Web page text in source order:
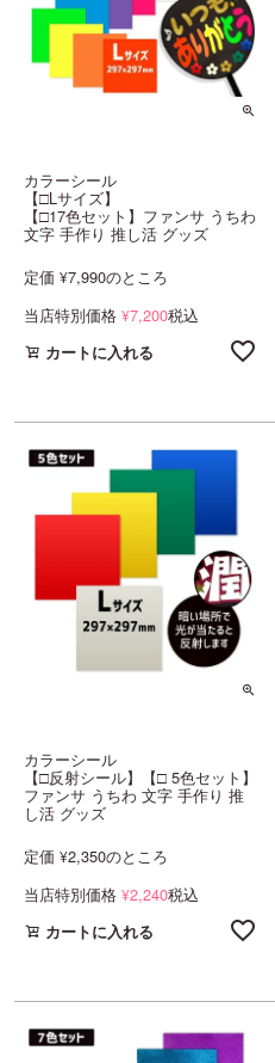
カラーシール
【□Lサイズ】
【□17色セット】ファンサ うちわ
文字 手作り 推し活 グッズ
定価 ¥7,990のところ
当店特別価格 ¥7,200税込
カートに入れる
カラーシール
【□反射シール】【□ 5色セット】
ファンサ うちわ 文字 手作り 推
し活 グッズ
定価 ¥2,350のところ
当店特別価格 ¥2,240税込
カートに入れる